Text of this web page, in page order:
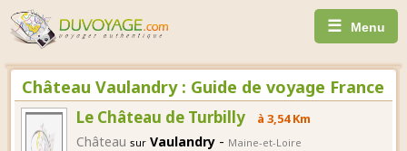
☰ Menu
Château Vaulandry : Guide de voyage France
Le Château de Turbilly à 3,54 Km
Château sur Vaulandry - Maine-et-Loire